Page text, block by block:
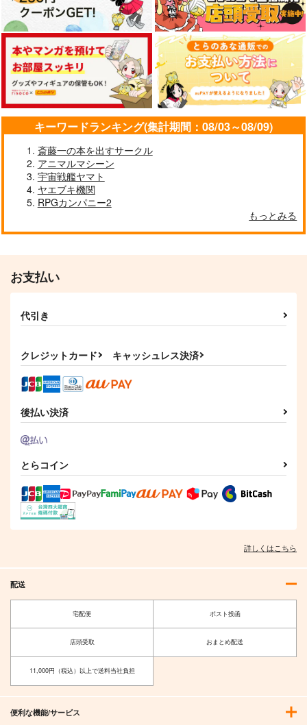
キーワードランキング(集計期間：08/03～08/09)
斎藤一の本を出すサークル
アニマルマシーン
宇宙戦艦ヤマト
ヤエブキ機関
RPGカンパニー2
もっとみる
お支払い
代引き
クレジットカード キャッシュレス決済
後払い決済
とらコイン
詳しくはこちら
配送
宅配便 ポスト投函
店頭受取 おまとめ配送
11,000円（税込）以上で送料当社負担
便利な機能/サービス